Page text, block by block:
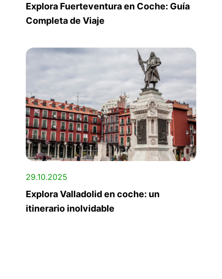
Explora Fuerteventura en Coche: Guía
Completa de Viaje
29.10.2025
Explora Valladolid en coche: un
itinerario inolvidable